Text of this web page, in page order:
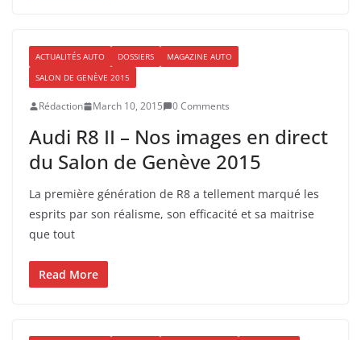
ACTUALITÉS AUTO DOSSIERS
MAGAZINE AUTO
SALON DE GENÈVE 2015
Rédaction March 10, 2015 0 Comments
Audi R8 II – Nos images en direct
du Salon de Genève 2015
La première génération de R8 a tellement marqué les
esprits par son réalisme, son efficacité et sa maitrise
que tout
Read More